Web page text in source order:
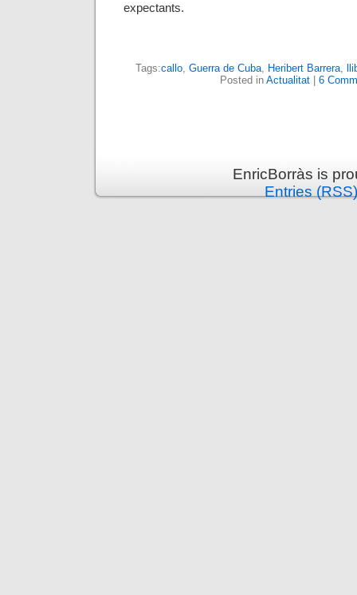
expectants.
Tags:callo Guerra de Cuba Heribert Barrera
Posted in Actualitat| 6
EnricBorràs is
Entries (RSS)